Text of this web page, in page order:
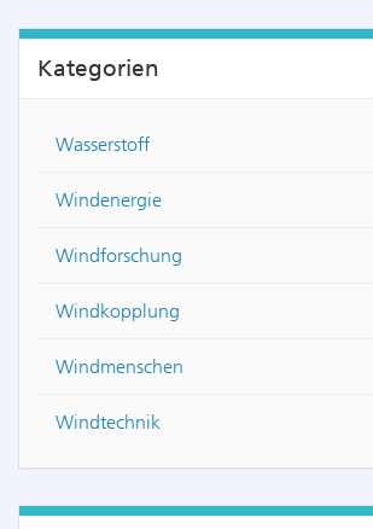
Kategorien
Wasserstoff
Windenergie
Windforschung
Windkopplung
Windmenschen
Windtechnik